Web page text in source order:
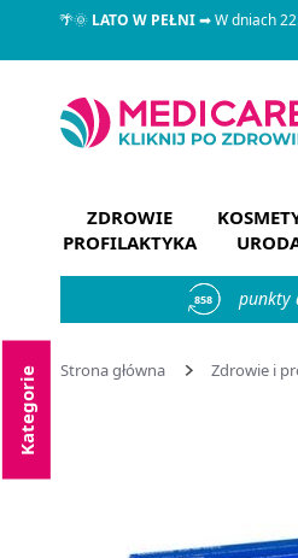
🌴🌞LATO W PEŁNI➡ W dniach
ZDROWIE
PROFILAKTYKA
858 punkty
Strona główna Zdrowie i
Kategorie